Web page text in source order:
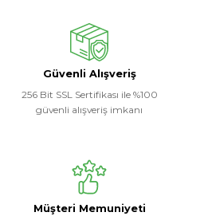
Güvenli Alışveriş
256 Bit SSL Sertifikası ile %100
güvenli alışveriş imkanı
Müşteri Memuniyeti